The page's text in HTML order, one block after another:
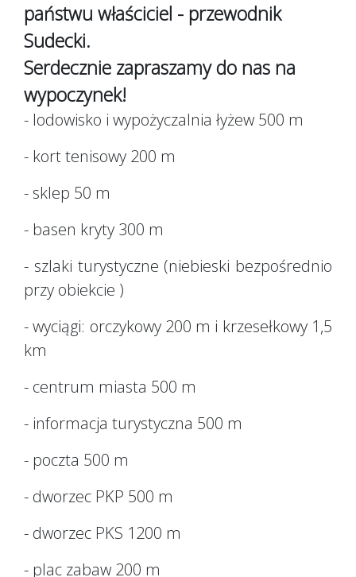
państwu właściciel - przewodnik
Sudecki.
Serdecznie zapraszamy do nas na
wypoczynek!
- lodowisko i wypożyczalnia łyżew 500 m
- kort tenisowy 200 m
- sklep 50 m
- basen kryty 300 m
- szlaki turystyczne (niebieski bezpośrednio
przy obiekcie )
- wyciągi: orczykowy 200 m i krzesełkowy 1,5
km
- centrum miasta 500 m
- informacja turystyczna 500 m
- poczta 500 m
- dworzec PKP 500 m
- dworzec PKS 1200 m
- plac zabaw 200 m